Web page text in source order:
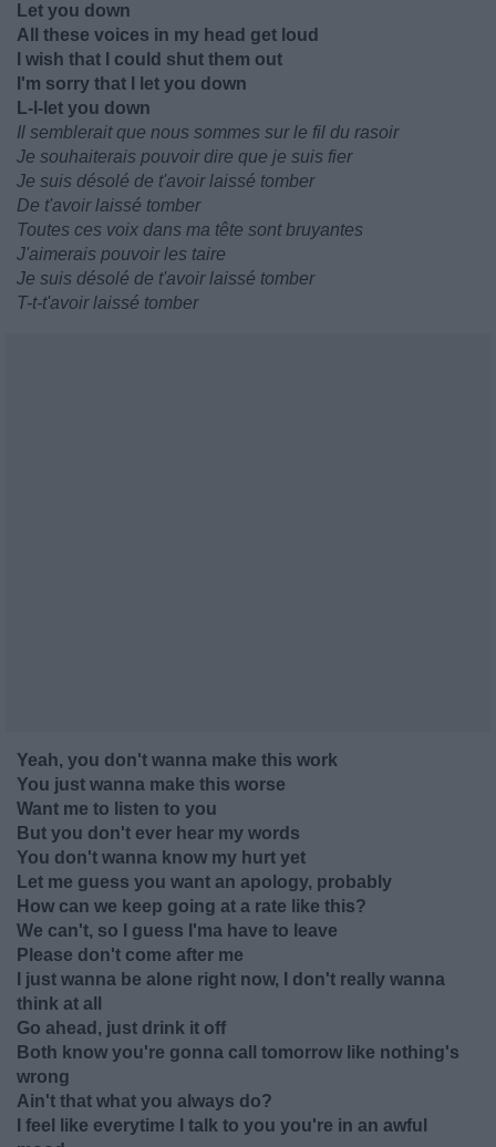
Let you down
All these voices in my head get loud
I wish that I could shut them out
I'm sorry that I let you down
L-l-let you down
Il semblerait que nous sommes sur le fil du rasoir
Je souhaiterais pouvoir dire que je suis fier
Je suis désolé de t'avoir laissé tomber
De t'avoir laissé tomber
Toutes ces voix dans ma tête sont bruyantes
J'aimerais pouvoir les taire
Je suis désolé de t'avoir laissé tomber
T-t-t'avoir laissé tomber
Yeah, you don't wanna make this work
You just wanna make this worse
Want me to listen to you
But you don't ever hear my words
You don't wanna know my hurt yet
Let me guess you want an apology, probably
How can we keep going at a rate like this?
We can't, so I guess I'ma have to leave
Please don't come after me
I just wanna be alone right now, I don't really wanna
think at all
Go ahead, just drink it off
Both know you're gonna call tomorrow like nothing's
wrong
Ain't that what you always do?
I feel like everytime I talk to you you're in an awful